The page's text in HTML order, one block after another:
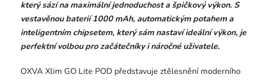
který sází na maximální jednoduchost a špičkový výkon. S
vestavěnou baterií 1000 mAh, automatickým potahem a
inteligentním chipsetem, který sám nastaví ideální výkon, je
perfektní volbou pro začátečníky i náročné uživatele.
OXVA Xlim GO Lite POD představuje ztělesnění moderního